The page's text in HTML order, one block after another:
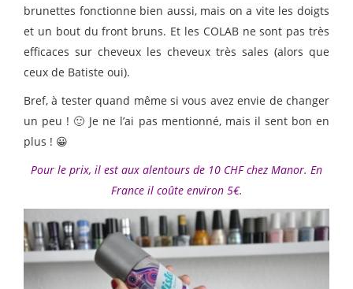
brunettes fonctionne bien aussi, mais on a vite les doigts
et un bout du front bruns. Et les COLAB ne sont pas très
efficaces sur cheveux les cheveux très sales (alors que
ceux de Batiste oui).
Bref, à tester quand même si vous avez envie de changer
un peu ! 🙂 Je ne l’ai pas mentionné, mais il sent bon en
plus ! 😀
Pour le prix, il est aux alentours de 10 CHF chez Manor. En
France il coûte environ 5€.